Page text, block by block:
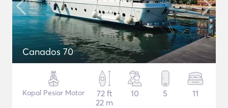
Canados 70
Kapal Pesiar Motor
72 ft
22 m
10 5 11